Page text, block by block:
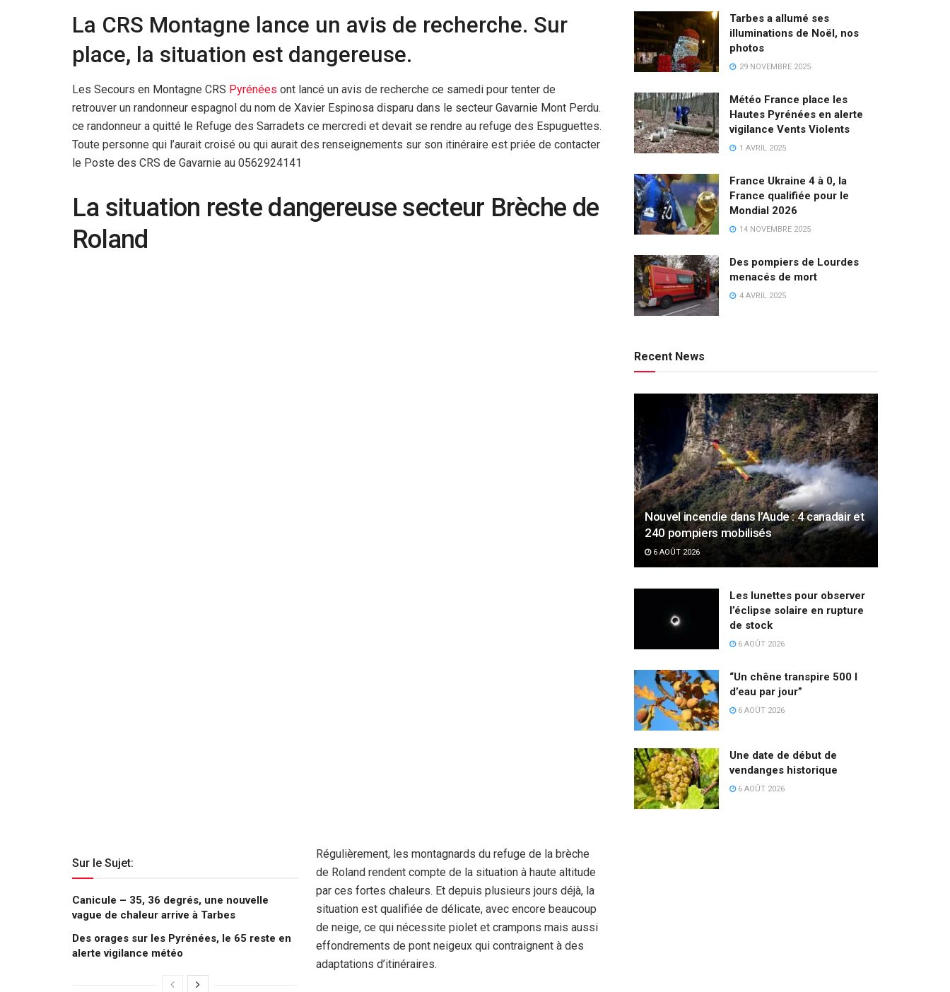
La CRS Montagne lance un avis de recherche. Sur
place, la situation est dangereuse.
Les Secours en Montagne CRS Pyrénées ont lancé un avis de recherche ce samedi pour tenter de
retrouver un randonneur espagnol du nom de Xavier Espinosa disparu dans le secteur Gavarnie Mont Perdu.
ce randonneur a quitté le Refuge des Sarradets ce mercredi et devait se rendre au refuge des Espuguettes.
Toute personne qui l’aurait croisé ou qui aurait des renseignements sur son itinéraire est priée de contacter
le Poste des CRS de Gavarnie au 0562924141
La situation reste dangereuse secteur Brèche de
Roland
Sur le Sujet:
Canicule – 35, 36 degrés, une nouvelle
vague de chaleur arrive à Tarbes
Des orages sur les Pyrénées, le 65 reste en
alerte vigilance météo
Régulièrement, les montagnards du refuge de la brèche
de Roland rendent compte de la situation à haute altitude
par ces fortes chaleurs. Et depuis plusieurs jours déjà, la
situation est qualifiée de délicate, avec encore beaucoup
de neige, ce qui nécessite piolet et crampons mais aussi
effondrements de pont neigeux qui contraignent à des
adaptations d’itinéraires.
Tarbes a allumé ses
illuminations de Noël, nos
photos
29 NOVEMBRE 2025
Météo France place les
Hautes Pyrénées en alerte
vigilance Vents Violents
1 AVRIL 2025
France Ukraine 4 à 0, la
France qualifiée pour le
Mondial 2026
14 NOVEMBRE 2025
Des pompiers de Lourdes
menacés de mort
4 AVRIL 2025
Recent News
Nouvel incendie dans l’Aude : 4 canadair et
240 pompiers mobilisés
6 AOÛT 2026
Les lunettes pour observer
l’éclipse solaire en rupture
de stock
6 AOÛT 2026
“Un chêne transpire 500 l
d’eau par jour”
6 AOÛT 2026
Une date de début de
vendanges historique
6 AOÛT 2026